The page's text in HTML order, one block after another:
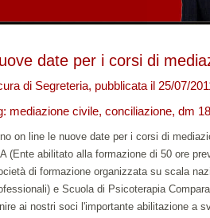
date per i corsi di
di Segreteria, pubblicata il 25/07/
mediazione civile, conciliazione, dm
on line le nuove date per i corsi di
(Ente abilitato alla formazione di 50 ore
di formazione organizzata su scala
e Scuola di Psicoterapia
ai nostri soci l'importante abilitazione a